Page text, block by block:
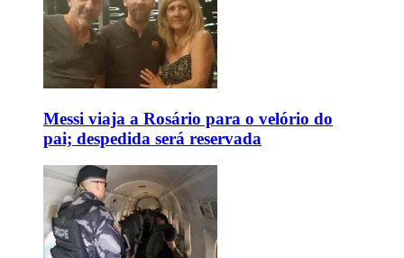
Messi viaja a Rosário para o velório do
pai; despedida será reservada